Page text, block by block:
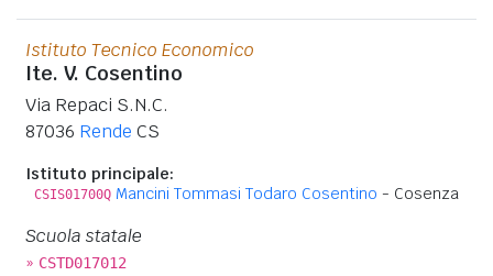
Istituto Tecnico Economico
Ite. V. Cosentino
Via Repaci S.N.C.
87036 Rende CS
Istituto principale:
CSIS01700Q Mancini Tommasi Todaro Cosentino - Cosenza
Scuola statale
» CSTD017012